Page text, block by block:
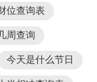
位查询表
周查询
今天是什么节日